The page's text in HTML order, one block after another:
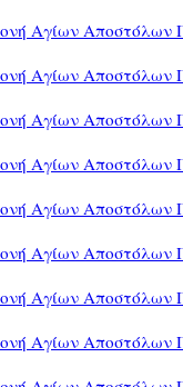
Αγίων Αποστόλων
Αγίων Αποστόλων
Αγίων Αποστόλων
Αγίων Αποστόλων
Αγίων Αποστόλων
Αγίων Αποστόλων
Αγίων Αποστόλων
Αγίων Αποστόλων